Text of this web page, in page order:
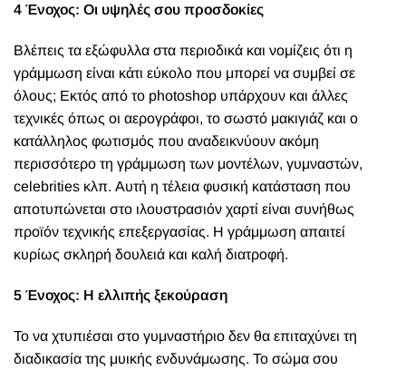
4 Ένοχος: Οι υψηλές σου προσδοκίες
Βλέπεις τα εξώφυλλα στα περιοδικά και νομίζεις ότι η
γράμμωση είναι κάτι εύκολο που μπορεί να συμβεί σε
όλους; Εκτός από το photoshop υπάρχουν και άλλες
τεχνικές όπως οι αερογράφοι, το σωστό μακιγιάζ και ο
κατάλληλος φωτισμός που αναδεικνύουν ακόμη
περισσότερο τη γράμμωση των μοντέλων, γυμναστών,
celebrities κλπ. Αυτή η τέλεια φυσική κατάσταση που
αποτυπώνεται στο ιλουστρασιόν χαρτί είναι συνήθως
προϊόν τεχνικής επεξεργασίας. Η γράμμωση απαιτεί
κυρίως σκληρή δουλειά και καλή διατροφή.
5 Ένοχος: Η ελλιπής ξεκούραση
Το να χτυπιέσαι στο γυμναστήριο δεν θα επιταχύνει τη
διαδικασία της μυικής ενδυνάμωσης. Το σώμα σου